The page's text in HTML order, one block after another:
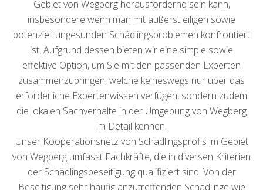
Gebiet von Wegberg herausfordernd sein kann,
insbesondere wenn man mit äußerst eiligen sowie
potenziell ungesunden Schädlingsproblemen konfrontiert
ist. Aufgrund dessen bieten wir eine simple sowie
effektive Option, um Sie mit den passenden Experten
zusammenzubringen, welche keineswegs nur über das
erforderliche Expertenwissen verfügen, sondern zudem
die lokalen Sachverhalte in der Umgebung von Wegberg
im Detail kennen.
Unser Kooperationsnetz von Schädlingsprofis im Gebiet
von Wegberg umfasst Fachkräfte, die in diversen Kriterien
der Schädlingsbeseitigung qualifiziert sind. Von der
Beseitigung sehr häufig anzutreffenden Schädlinge wie